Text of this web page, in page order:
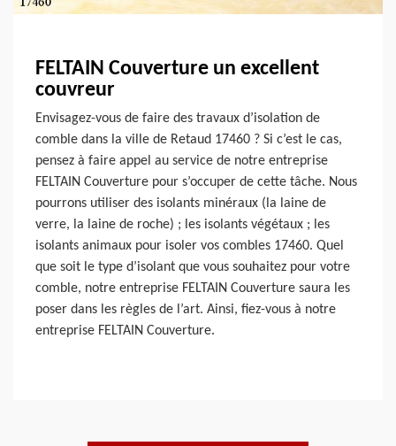
FELTAIN Couverture un excellent
couvreur
Envisagez-vous de faire des travaux d’isolation de
comble dans la ville de Retaud 17460 ? Si c’est le cas,
pensez à faire appel au service de notre entreprise
FELTAIN Couverture pour s’occuper de cette tâche. Nous
pourrons utiliser des isolants minéraux (la laine de
verre, la laine de roche) ; les isolants végétaux ; les
isolants animaux pour isoler vos combles 17460. Quel
que soit le type d’isolant que vous souhaitez pour votre
comble, notre entreprise FELTAIN Couverture saura les
poser dans les règles de l’art. Ainsi, fiez-vous à notre
entreprise FELTAIN Couverture.